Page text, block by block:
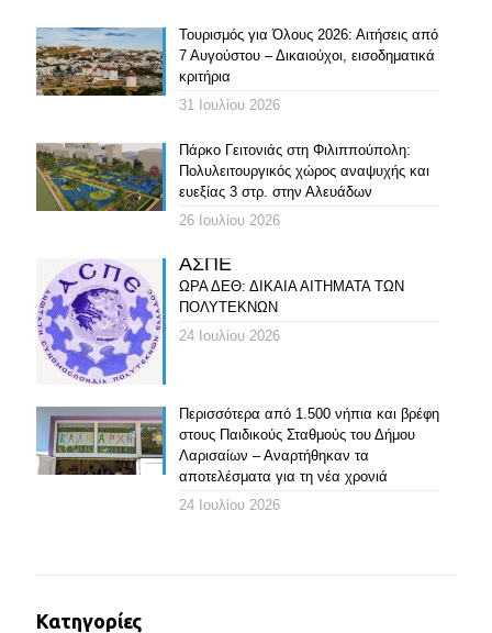
Τουρισμός για Όλους 2026: Αιτήσεις από
7 Αυγούστου – Δικαιούχοι, εισοδηματικά
κριτήρια
31 Ιουλίου 2026
Πάρκο Γειτονιάς στη Φιλιππούπολη:
Πολυλειτουργικός χώρος αναψυχής και
ευεξίας 3 στρ. στην Αλευάδων
26 Ιουλίου 2026
ΑΣΠΕ
ΩΡΑ ΔΕΘ: ΔΙΚΑΙΑ ΑΙΤΗΜΑΤΑ ΤΩΝ
ΠΟΛΥΤΕΚΝΩΝ
24 Ιουλίου 2026
Περισσότερα από 1.500 νήπια και βρέφη
στους Παιδικούς Σταθμούς του Δήμου
Λαρισαίων – Αναρτήθηκαν τα
αποτελέσματα για τη νέα χρονιά
24 Ιουλίου 2026
Κατηγορίες